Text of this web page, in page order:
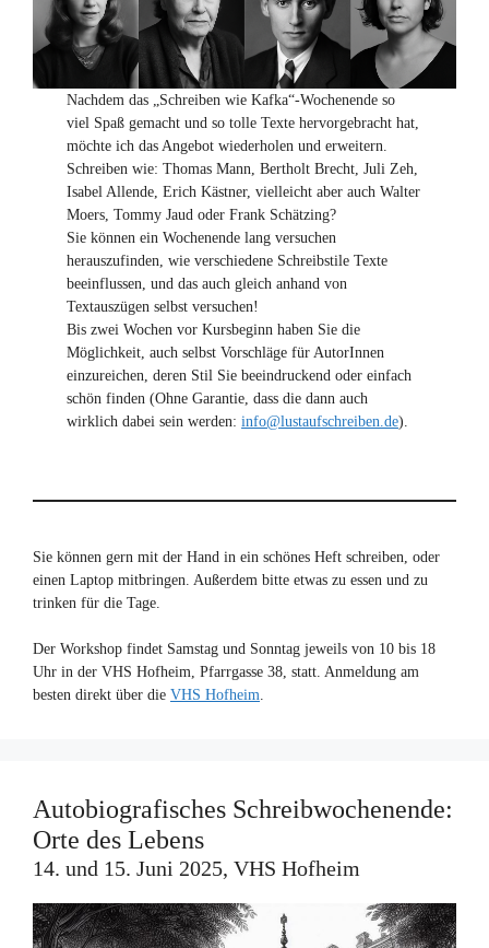
Nachdem das „Schreiben wie Kafka“-Wochenende so
viel Spaß gemacht und so tolle Texte hervorgebracht hat,
möchte ich das Angebot wiederholen und erweitern.
Schreiben wie: Thomas Mann, Bertholt Brecht, Juli Zeh,
Isabel Allende, Erich Kästner, vielleicht aber auch Walter
Moers, Tommy Jaud oder Frank Schätzing?
Sie können ein Wochenende lang versuchen
herauszufinden, wie verschiedene Schreibstile Texte
beeinflussen, und das auch gleich anhand von
Textauszügen selbst versuchen!
Bis zwei Wochen vor Kursbeginn haben Sie die
Möglichkeit, auch selbst Vorschläge für AutorInnen
einzureichen, deren Stil Sie beeindruckend oder einfach
schön finden (Ohne Garantie, dass die dann auch
wirklich dabei sein werden:info@lustaufschreiben.de).
Sie können gern mit der Hand in ein schönes Heft schreiben, oder
einen Laptop mitbringen. Außerdem bitte etwas zu essen und zu
trinken für die Tage.
Der Workshop findet Samstag und Sonntag jeweils von 10 bis 18
Uhr in der VHS Hofheim, Pfarrgasse 38, statt. Anmeldung am
besten direkt über die VHS Hofheim
Autobiografisches Schreibwochenende:
Orte des Lebens
14. und 15. Juni 2025, VHS Hofheim